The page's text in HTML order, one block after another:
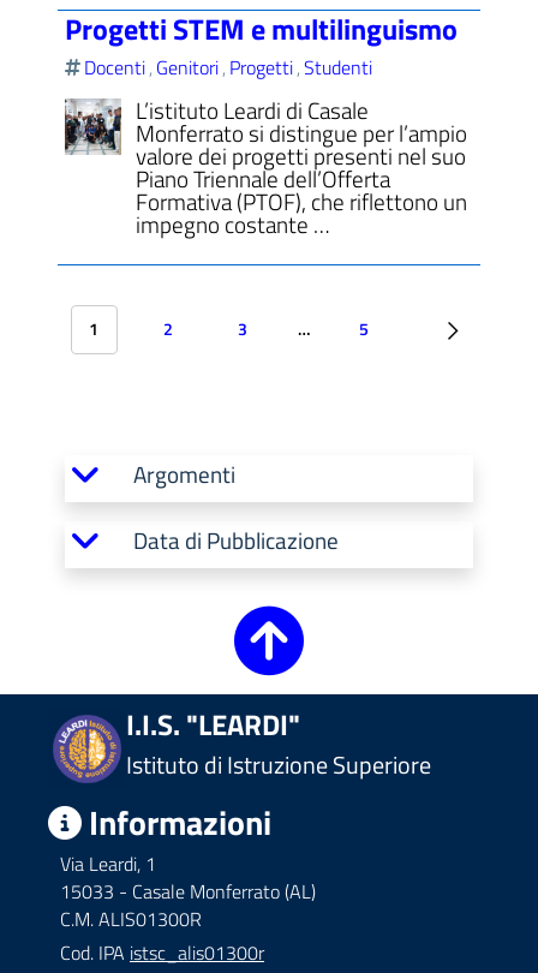
Progetti STEM e multilinguismo
Docenti, Genitori, Progetti,Studenti
L’istituto Leardi di Casale
Monferrato si distingue per l’ampio
valore dei progetti presenti nel suo
Piano Triennale dell’Offerta
Formativa (PTOF), che riflettono un
impegno costante …
1 2 3 … 5
Argomenti
Data di Pubblicazione
I.I.S. "LEARDI"
Istituto di Istruzione Superiore
Informazioni
Via Leardi, 1
15033 - Casale Monferrato (AL)
C.M. ALIS01300R
Cod. IPA istsc_alis01300r